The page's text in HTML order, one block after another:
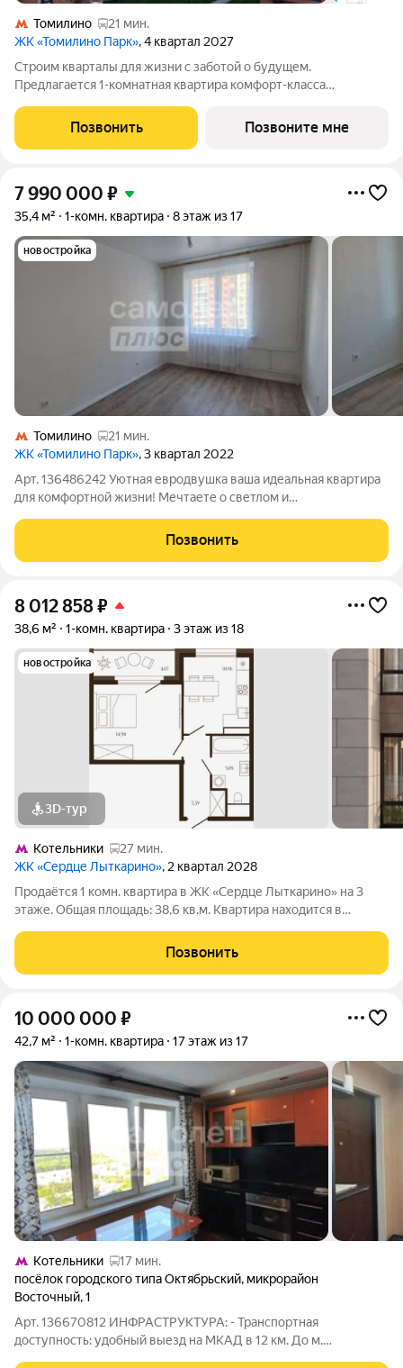
Томилино
21 мин.
ЖК «Томилино Парк», 4 квартал 2027
Строим кварталы для жизни с заботой о будущем.
Предлагается 1-комнатная квартира комфорт-класса
этаже, в жилом комплексе "Томилино Парк".Квартира
комплекса на выбор: может быть как с
Позвонить Позвоните мне
7 990 000 ₽
35,4 м² 1-комн. квартира 8 этаж из 17
новостройка
Томилино
21 мин.
ЖК «Томилино Парк», 3 квартал 2022
Арт. 136486242 Уютная евродвушка ваша идеальная квартира
для комфортной жизни! Мечтаете о светлом и
продуман до мелочей? Представляем вам стильную
Позвонить
8 012 858₽
38,6 м² 1-комн. квартира 3 этаж из 18
новостройка
3D-тур
Котельники
27 мин.
ЖК «Сердце Лыткарино», 2 квартал 2028
Продаётся 1 комн. квартира в ЖК «Сердце Лыткарино» на 3
этаже. Общая площадь: 38,6 кв.м. Квартира находится в
камерного формата. На первых этажах предусмотрены
коммерческие помещения: магазины, кафе
Позвонить
10 000 000 ₽
42,7 м² 1-комн. квартира 17 этаж из 17
Котельники
17 мин.
посёлок городского типа Октябрьский, микрорайон
Восточный,1
Арт. 136670812 ИНФРАСТРУКТУРА: - Транспортная
доступность: удобный выезд на МКАД в 12 км. До м.